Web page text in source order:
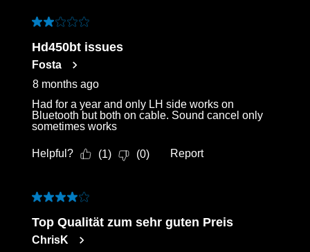
159
Reviews
2 out of 5 stars.
Hd450bt issues
Fosta
8 months ago
Had for a year and only LH side works on
Bluetooth but both on cable. Sound cancel only
sometimes works
Helpful? (1) (0) Report
4 out of 5 stars.
Top Qualität zum sehr guten Preis
ChrisK